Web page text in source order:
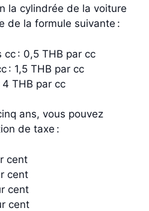
la cylindrée de la voiture
de la formule suivante :
: 0,5 THB par cc
: 1,5 THB par cc
4 THB par cc
ans, vous pouvez
de taxe :
cent
cent
cent
cent